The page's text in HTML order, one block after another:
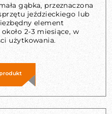
gąbka, przeznaczona
jeździeckiego lub
element
2-3 miesiące, w
użytkowania.